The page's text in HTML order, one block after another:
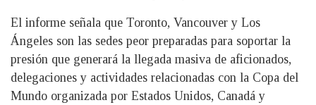
El informe señala que Toronto, Vancouver y Los
Ángeles son las sedes peor preparadas para soportar la
presión que generará la llegada masiva de aficionados,
delegaciones y actividades relacionadas con la Copa del
Mundo organizada por Estados Unidos, Canadá y